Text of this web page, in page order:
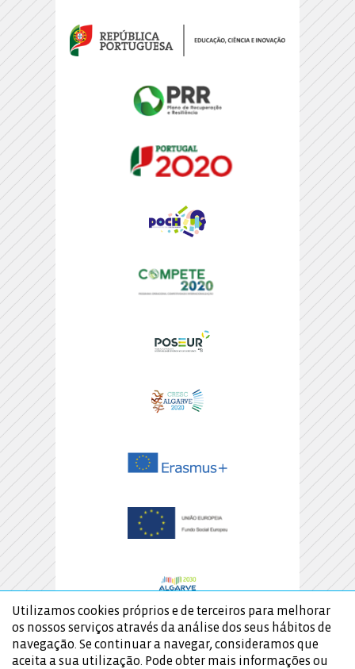
Utilizamos cookies próprios e de terceiros para melhorar
os nossos serviços através da análise dos seus hábitos de
navegação. Se continuar a navegar, consideramos que
aceita a sua utilização. Pode obter mais informações ou